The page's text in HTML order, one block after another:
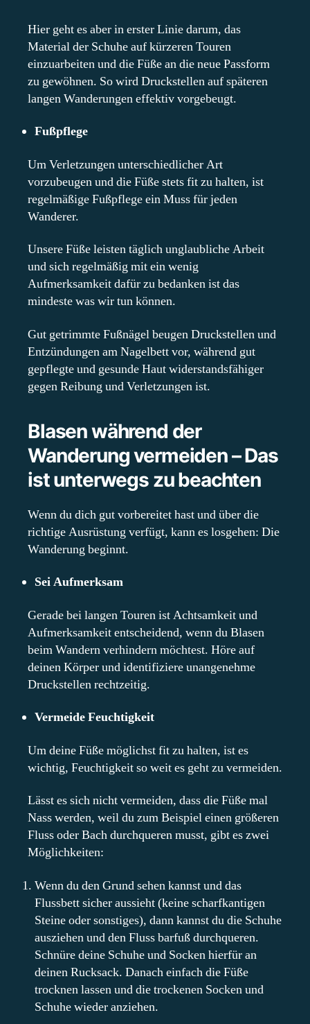
Hier geht es aber in erster Linie darum, das
Material der Schuhe auf kürzeren Touren
einzuarbeiten und die Füße an die neue Passform
zu gewöhnen. So wird Druckstellen auf späteren
langen Wanderungen effektiv vorgebeugt.
Fußpflege
Um Verletzungen unterschiedlicher Art
vorzubeugen und die Füße stets fit zu halten, ist
regelmäßige Fußpflege ein Muss für jeden
Wanderer.
Unsere Füße leisten täglich unglaubliche Arbeit
und sich regelmäßig mit ein wenig
Aufmerksamkeit dafür zu bedanken ist das
mindeste was wir tun können.
Gut getrimmte Fußnägel beugen Druckstellen und
Entzündungen am Nagelbett vor, während gut
gepflegte und gesunde Haut widerstandsfähiger
gegen Reibung und Verletzungen ist.
Blasen während der
Wanderung vermeiden – Das
ist unterwegs zu beachten
Wenn du dich gut vorbereitet hast und über die
richtige Ausrüstung verfügt, kann es losgehen: Die
Wanderung beginnt.
Sei Aufmerksam
Gerade bei langen Touren ist Achtsamkeit und
Aufmerksamkeit entscheidend, wenn du Blasen
beim Wandern verhindern möchtest. Höre auf
deinen Körper und identifiziere unangenehme
Druckstellen rechtzeitig.
Vermeide Feuchtigkeit
Um deine Füße möglichst fit zu halten, ist es
wichtig, Feuchtigkeit so weit es geht zu vermeiden.
Lässt es sich nicht vermeiden, dass die Füße mal
Nass werden, weil du zum Beispiel einen größeren
Fluss oder Bach durchqueren musst, gibt es zwei
Möglichkeiten:
Wenn du den Grund sehen kannst und das
Flussbett sicher aussieht (keine scharfkantigen
Steine oder sonstiges), dann kannst du die Schuhe
ausziehen und den Fluss barfuß durchqueren.
Schnüre deine Schuhe und Socken hierfür an
deinen Rucksack. Danach einfach die Füße
trocknen lassen und die trockenen Socken und
Schuhe wieder anziehen.